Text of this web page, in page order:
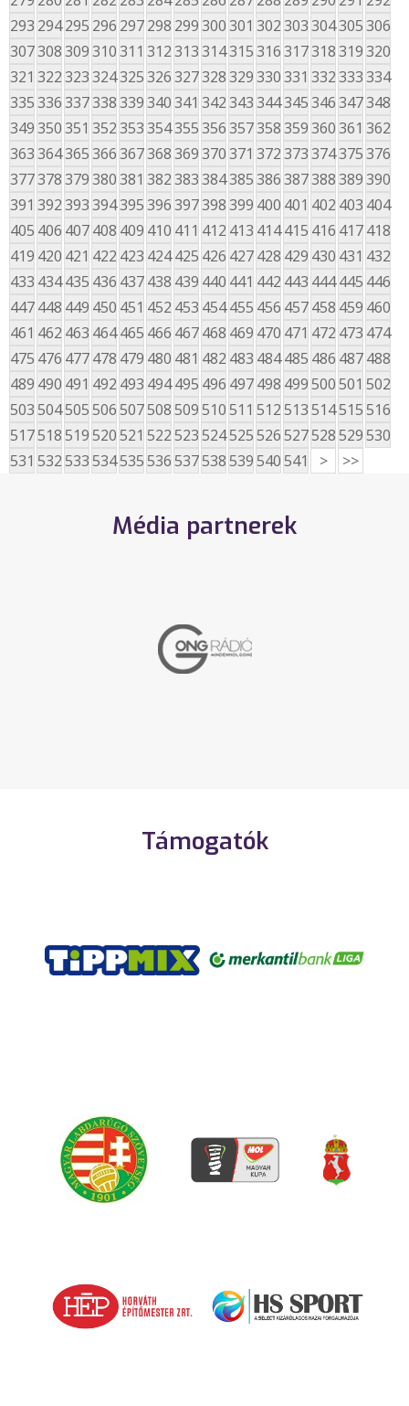
293 294295 296 297298 299300301 302303304305306
307308309310311 312313314315316317318319320
321 322323324325326327328329330331 332333334
335336337338339340341 342343344345346347348
349350351 352353354355356357358359360361 362
363364365366367368369370371 372373374375376
377378379380381 382383384385386387388389390
391 392393394395396397398399 400 401 402 403 404
405 406 407408 409 410 411 412 413 414415 416 417418
419 420 421 422 423 424425 426 427428 429 430 431 432
433 434435 436 437438 439 440 441 442 443 444445 446
447448 449 450 451 452 453 454455 456 457458 459 460
461 462 463 464465 466 467468 469 470 471 472 473 474
475 476 477478 479 480 481 482 483 484485 486 487488
489 490 491 492 493 494495 496 497498 499500501 502
503504505506507508509510511 512513514515516
517518519520521 522523524525526527528529530
531 532533534535536537538539540541 > >>
Média partnerek
Támogatók